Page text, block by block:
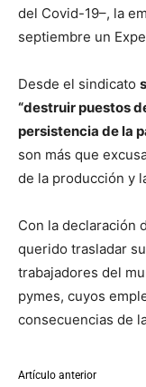
del Covid-19–, la
septiembre un
Desde el sindicato
“destruir puestos
persistencia de la
son más que
de la producción y
Con la declaración
querido trasladar
trabajadores del
pymes, cuyos
consecuencias de
Artículo anterior